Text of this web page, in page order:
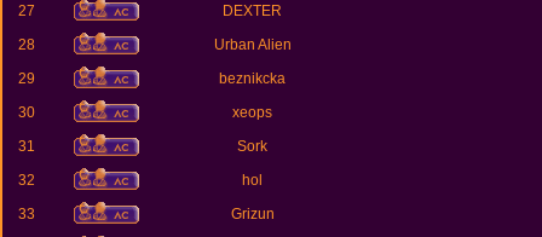
27
DEXTER
28
Urban Alien
29
beznikcka
30
xeops
31
Sork
32
hol
33
Grizun